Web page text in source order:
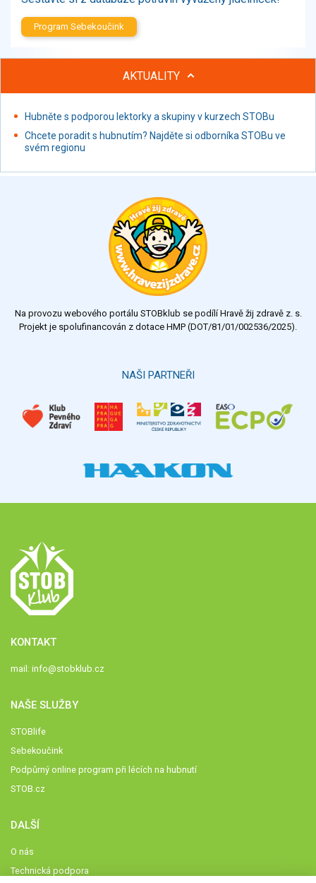
Ochucovadla, přísady, sladidla
Sušené směsi
Proteinové výrobky, doplňky stravy
Restaurace, jídelny, hotová jídla
Fastfood
Program Sebekoučink
AKTUALITY
Hubněte s podporou lektorky a skupiny v kurzech STOBu
Chcete poradit s hubnutím? Najděte si odborníka STOBu ve
svém regionu
Na provozu webového portálu STOBklub se podílí Hravě žij zdravě z. s.
Projekt je spolufinancován z dotace HMP (DOT/81/01/002536/2025).
NAŠI PARTNEŘI
KONTAKT
mail: info@stobklub.cz
NAŠE SLUŽBY
STOBlife
Sebekoučink
Podpůrný online program při lécích na hubnutí
STOB.cz
DALŠÍ
O nás
Technická podpora